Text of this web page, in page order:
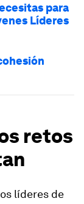
para
Líderes
retos
líderes de